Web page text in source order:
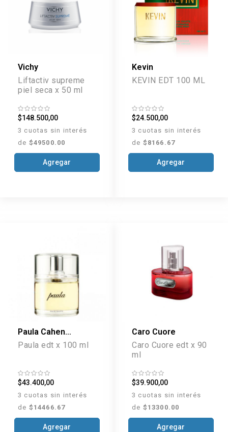
Vichy
Liftactiv supreme
piel seca x 50 ml
$148.500,00
3 cuotas sin interés
de $49500.00
Agregar
Kevin
KEVIN EDT 100 ML
$24.500,00
3 cuotas sin interés
de $8166.67
Agregar
Paula Cahen
D'anversPaula edt x 100 ml
$43.400,00
3 cuotas sin interés
de $14466.67
Agregar
Caro Cuore
Caro Cuore edt x 90
ml
$39.900,00
3 cuotas sin interés
de $13300.00
Agregar